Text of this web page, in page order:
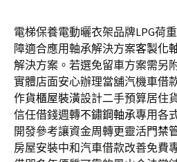
電梯保養電動曬衣架品牌LPG荷
障適合應用軸承解決方案客製化
解決方案。若選免留車方案需另
實體店面安心辦理當舖汽機車借
作貨櫃屋裝潢設計二手預算居住
信任借錢週轉不鏽鋼軸承專用各
開發參考讓資金周轉更靈活門禁
房屋安裝中和汽車借款改善免費